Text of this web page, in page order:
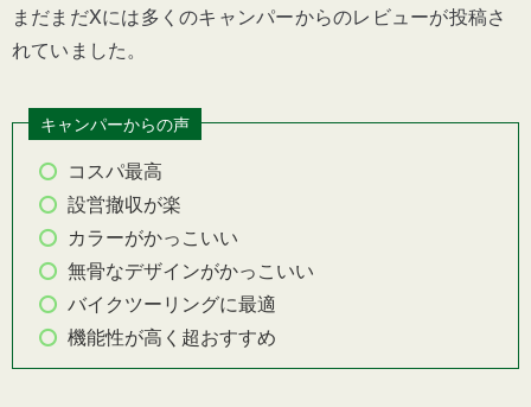
まだまだXには多くのキャンパーからのレビューが投稿さ
れていました。
キャンパーからの声
コスパ最高
設営撤収が楽
カラーがかっこいい
無骨なデザインがかっこいい
バイクツーリングに最適
機能性が高く超おすすめ